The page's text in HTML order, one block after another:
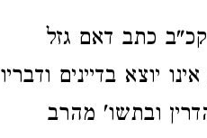
כתב דאם גזל
יוצא בדיינים ודבריו
ובתשו' מהרב